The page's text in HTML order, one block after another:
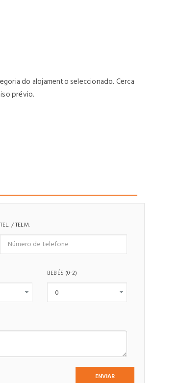
do alojamento seleccionado. Cerca
prévio.
TEL. / TELM.
BEBÉS (0-2)